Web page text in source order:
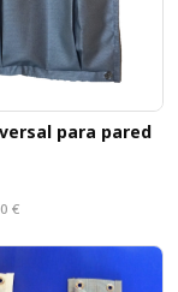
para pared
€